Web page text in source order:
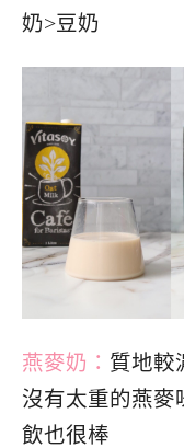
奶>豆奶
燕麥奶： 質地較
沒有太重的燕麥
飲也很棒